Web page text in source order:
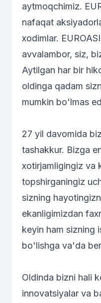
aytmoqchimiz.
nafaqat
xodimlar.
avvalambor, siz,
Aytilgan har bir
oldinga qadam
mumkin bo'lmas
27 yil davomida
tashakkur. Bizga
xotirjamligingiz va
topshirganingiz
sizning
ekanligimizdan
keyin ham sizning
bo'lishga va'da
Oldinda bizni hali
innovatsiyalar va